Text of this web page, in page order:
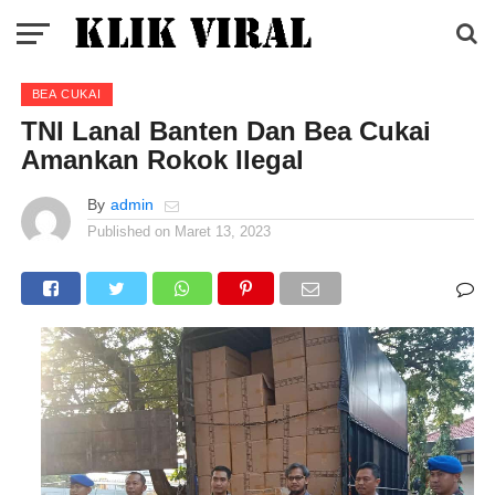
BEA CUKAI
TNI Lanal Banten Dan Bea Cukai
Amankan Rokok Ilegal
By admin
Published on Maret 13, 2023